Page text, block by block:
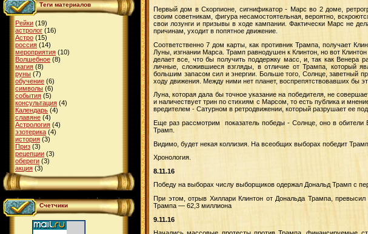
Теги материалов
Рейки (19)
астролог (16)
Астро (15)
россия (14)
мероприятия (10)
Волшебное (8)
магия (8)
руны (7)
обучение (6)
символы (6)
события (5)
консультация (4)
Календарь (4)
славяне (4)
Астрология (4)
эзотерика (4)
история (3)
Приз (3)
рецепции (3)
обереги (3)
акция (3)
Счетчики
Первый дом в Скорпионе, сигнификатор - Марс во 2 доме,
своим советникам, фигура несамостоятельная, вероятно,
свои лозунги и призывы в ходе кампании. Фактически Марс не
причинам, уходит в попятное движение.
Соответственно 7 дом карты, как противник Трампа, получает
Луны, изгнании Марса. Трамп равнодушен к Клинтон, но вот
делает все, что бы получить поддержку масс, и, так как Венера
личные, сложившиеся взгляды, в отличие от Трампа, который
большим запасом сил и энергии. Больше того, Солнце, заветный
ходу движения. Между ними нет планет, воспрепятствовавших бы
Луна, которая дала бы точное указание на победителя, не
и наличествует трин по стихиям с Марсом, то есть публика и
вредителем - Сатурном в ретродвижении, который разрушает ее
Еще раз рассмотрим показатель победы - Солнце, оно в обители
Трамп.
Видимо, будет некая коллизия. На всеобщих выборах победит
Хронология.
8.11.16
Победу на выборах числу выборщиков одержал Дональд Трамп с
При этом, отрыв Хиллари Клинтон от Дональда Трампа, превысил
Трампа — 62,3 миллиона
9.11.16